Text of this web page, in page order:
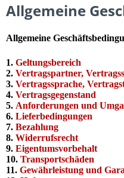
Allgemeine
Allgemeine
1. Geltungsbereich
2. Vertragspartner,
3. Vertragssprache,
4. Vertragsgegenstand
5. Anforderungen und
6. Lieferbedingungen
7. Bezahlung
8. Widerrufsrecht
9. Eigentumsvorbehalt
10. Transportschäden
11. Gewährleistung und